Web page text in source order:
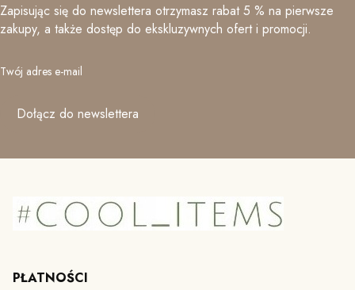
Zapisując się do newslettera otrzymasz rabat 5 % na pierwsze
zakupy, a także dostęp do ekskluzywnych ofert i promocji.
Twój adres e-mail
Dołącz do newslettera
PŁATNOŚCI